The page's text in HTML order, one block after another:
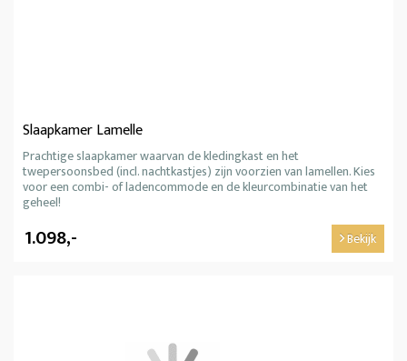
Slaapkamer Lamelle
Prachtige slaapkamer waarvan de kledingkast en het
twepersoonsbed (incl. nachtkastjes) zijn voorzien van lamellen. Kies
voor een combi- of ladencommode en de kleurcombinatie van het
geheel!
1.098,- Bekijk